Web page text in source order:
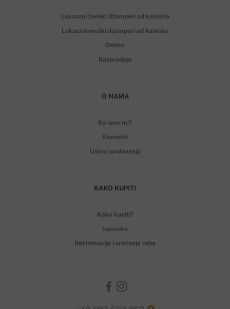
Luksuzni ženski džemperi od kašmira
Luksuzni muški džemperi od kašmira
Ostalo
Rasprodaja
O NAMA
Ko smo mi?
Kontakti
Uslovi poslovanja
KAKO KUPITI
Kako kupiti?
Isporuka
Reklamacije i vraćanje robe